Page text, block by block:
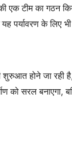
एक टीम का गठन
पर्यावरण के लिए
होने जा रही
को सरल बनाएगा,